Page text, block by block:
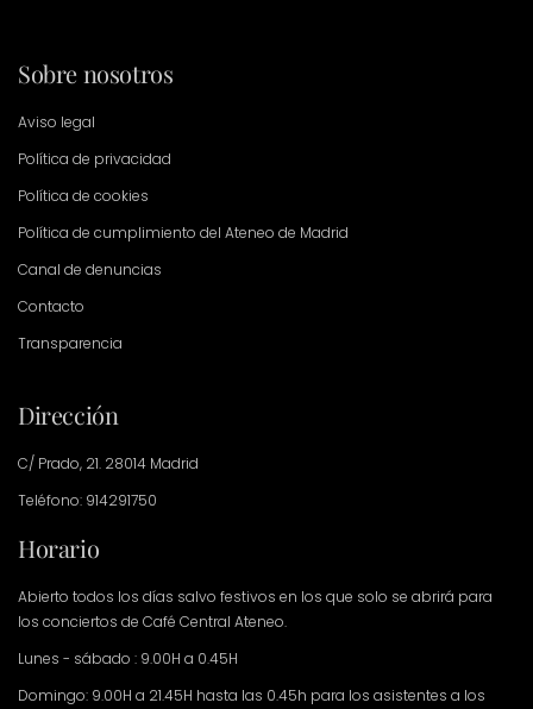
Sobre nosotros
Aviso legal
Política de privacidad
Política de cookies
Política de cumplimiento del Ateneo de Madrid
Canal de denuncias
Contacto
Transparencia
Dirección
C/ Prado, 21. 28014 Madrid
Teléfono: 914291750
Horario
Abierto todos los días salvo festivos en los que solo se abrirá para
los conciertos de Café Central Ateneo.
Lunes - sábado : 9.00H a 0.45H
Domingo: 9.00H a 21.45H hasta las 0.45h para los asistentes a los